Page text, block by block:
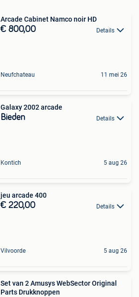
Arcade Cabinet Namco noir HD
€ 800,00 Details
Neufchateau 11 mei 26
Galaxy 2002 arcade
Bieden Details
Kontich 5 aug 26
jeu arcade 400
€ 220,00 Details
Vilvoorde 5 aug 26
Set van 2 Amusys WebSector Original
Parts Drukknoppen